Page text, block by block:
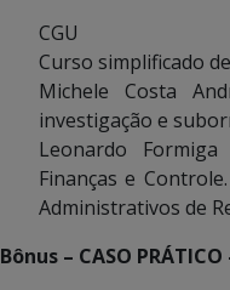
CGU
Curso simplificado
Michele Costa
investigação e
Leonardo
Finanças e
Administrativos de
Bônus – CASO PRÁTICO